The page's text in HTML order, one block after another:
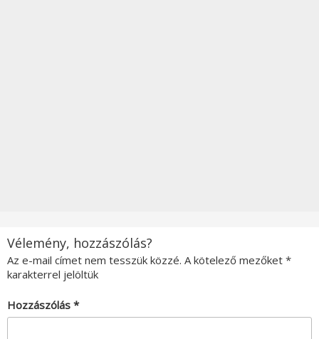
Vélemény, hozzászólás?
Az e-mail címet nem tesszük közzé. A kötelező mezőket *
karakterrel jelöltük
Hozzászólás *